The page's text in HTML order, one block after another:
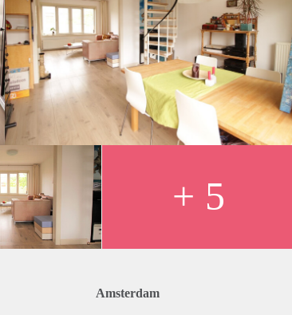
+ 5
Amsterdam